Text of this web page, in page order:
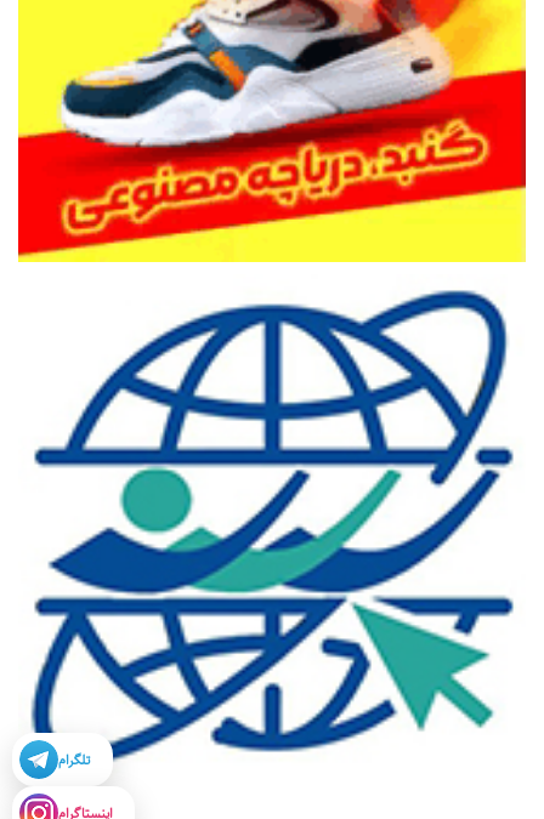
تلگرام
اینستاگرام